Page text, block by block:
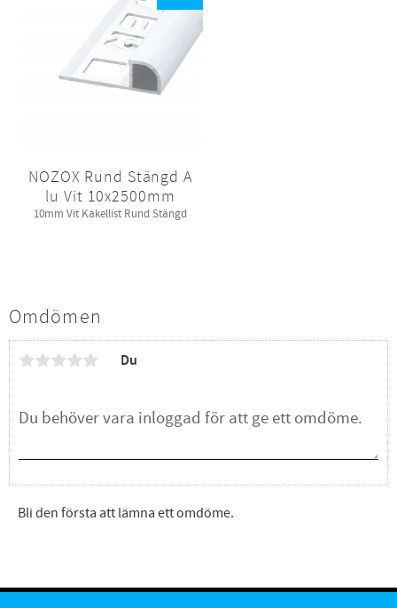
Omdömen
Du
Bli den första att lämna ett omdöme.
NOZOX Rund Stängd A
lu Vit 10x2500mm
10mm Vit Kakellist Rund Stängd